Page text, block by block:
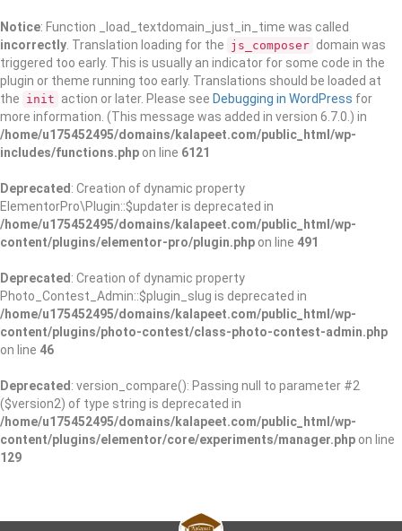
Notice: Function _load_textdomain_just_in_time was called
incorrectly . Translation loading for the js_composer domain was
triggered too early. This is usually an indicator for some code in the
plugin or theme running too early. Translations should be loaded at
the init action or later. Please see Debugging in WordPress for
more information. (This message was added in version 6.7.0.) in
/home/u175452495/domains/kalapeet.com/public_html/wp-
includes/functions.php on line 6121
Deprecated : Creation of dynamic property
ElementorPro\Plugin::$updater is deprecated in
/home/u175452495/domains/kalapeet.com/public_html/wp-
content/plugins/elementor-pro/plugin.php on line 491
Deprecated : Creation of dynamic property
Photo_Contest_Admin::$plugin_slug is deprecated in
/home/u175452495/domains/kalapeet.com/public_html/wp-
content/plugins/photo-contest/class-photo-contest-admin.php
on line 46
Deprecated : version_compare(): Passing null to parameter #2
($version2) of type string is deprecated in
/home/u175452495/domains/kalapeet.com/public_html/wp-
content/plugins/elementor/core/experiments/manager.php on line
129